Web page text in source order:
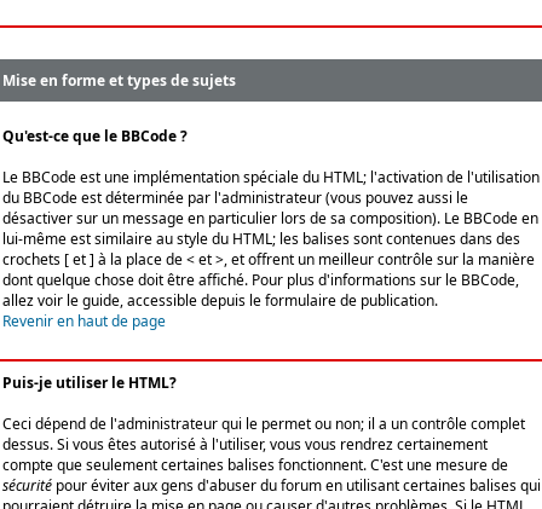
Mise en forme et types de sujets
Qu'est-ce que le BBCode ?
Le BBCode est une implémentation spéciale du HTML; l'activation de l'utilisation
du BBCode est déterminée par l'administrateur (vous pouvez aussi le
désactiver sur un message en particulier lors de sa composition). Le BBCode en
lui-même est similaire au style du HTML; les balises sont contenues dans des
crochets [ et ] à la place de < et >, et offrent un meilleur contrôle sur la manière
dont quelque chose doit être affiché. Pour plus d'informations sur le BBCode,
allez voir le guide, accessible depuis le formulaire de publication.
Revenir en haut de page
Puis-je utiliser le HTML?
Ceci dépend de l'administrateur qui le permet ou non; il a un contrôle complet
dessus. Si vous êtes autorisé à l'utiliser, vous vous rendrez certainement
compte que seulement certaines balises fonctionnent. C'est une mesure de
sécurité pour éviter aux gens d'abuser du forum en utilisant certaines balises qui